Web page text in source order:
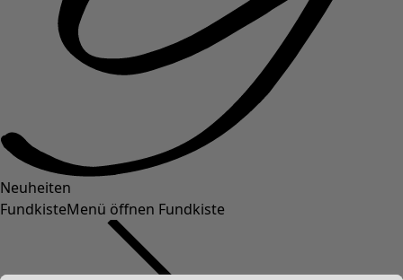
Neuheiten
FundkisteMenü öffnen Fundkiste